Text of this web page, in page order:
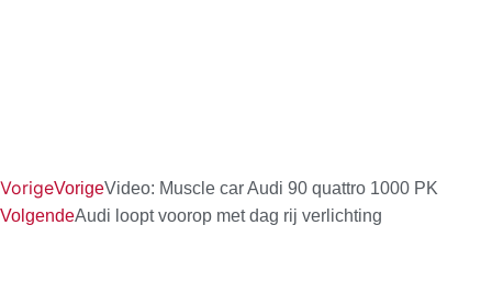
VorigeVorigeVideo: Muscle car Audi 90 quattro 1000 PK
VolgendeAudi loopt voorop met dag rij verlichting